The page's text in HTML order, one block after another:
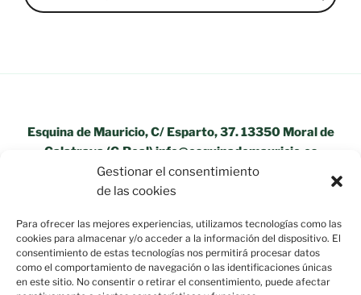
Gestionar el consentimiento
de las cookies
Para ofrecer las mejores experiencias, utilizamos tecnologías como las
cookies para almacenar y/o acceder a la información del dispositivo. El
consentimiento de estas tecnologías nos permitirá procesar datos
como el comportamiento de navegación o las identificaciones únicas
en este sitio. No consentir o retirar el consentimiento, puede afectar
Esquina de Mauricio, C/ Esparto, 37. 13350 Moral de
Calatrava (C.Real) info@esquinademauricio.es
«Aviso Legal»